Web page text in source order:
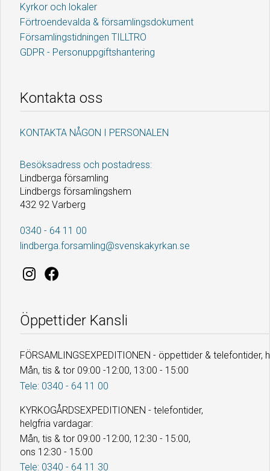
Kyrkor och lokaler
Förtroendevalda & församlingsdokument
Församlingstidningen TILLTRO
GDPR - Personuppgiftshantering
Kontakta oss
KONTAKTA NÅGON I PERSONALEN
Besöksadress och postadress:
Lindberga församling
Lindbergs församlingshem
432 92 Varberg
0340 - 64 11 00
lindberga.forsamling@svenskakyrkan.se
Öppettider Kansli
FÖRSAMLINGSEXPEDITIONEN - öppettider & telefontider,
Mån, tis & tor 09:00 -12:00, 13:00 - 15:00
Tele: 0340 - 64 11 00
KYRKOGÅRDSEXPEDITIONEN - telefontider,
helgfria vardagar:
Mån, tis & tor 09:00 -12:00, 12:30 - 15:00,
ons 12:30 - 15:00
Tele: 0340 - 64 11 30